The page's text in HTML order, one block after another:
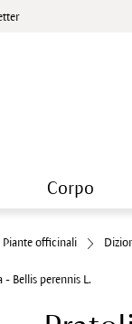
Corpo
Piante officinali